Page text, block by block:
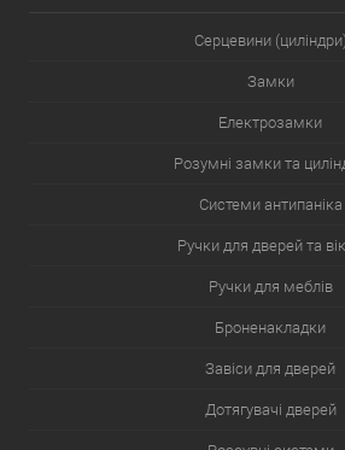
Серцевини
Замки
Електрозамки
Розумні замки та
Системи антипаніка
Ручки для дверей та
Ручки для меблів
Броненакладки
Завіси для дверей
Дотягувачі дверей